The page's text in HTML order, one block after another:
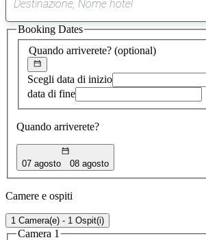
trovato
Quando arriverete? (optional)
Scegli data di inizio
data di fine
Quando arriverete?
07 agosto 08 agosto
Booking Dates
Camere e ospiti
1 Camera(e) - 1 Ospit(i)
Camera 1